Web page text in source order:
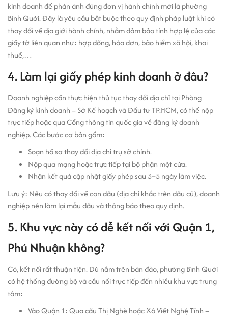
kinh doanh để phản ánh đúng đơn vị hành chính mới là phường
Bình Quới. Đây là yêu cầu bắt buộc theo quy định pháp luật khi có
thay đổi về địa giới hành chính, nhằm đảm bảo tính hợp lệ của các
giấy tờ liên quan như: hợp đồng, hóa đơn, bảo hiểm xã hội, khai
thuế,…
4. Làm lại giấy phép kinh doanh ở đâu?
Doanh nghiệp cần thực hiện thủ tục thay đổi địa chỉ tại Phòng
Đăng ký kinh doanh – Sở Kế hoạch và Đầu tư TP.HCM, có thể nộp
trực tiếp hoặc qua Cổng thông tin quốc gia về đăng ký doanh
nghiệp. Các bước cơ bản gồm:
Soạn hồ sơ thay đổi địa chỉ trụ sở chính.
Nộp qua mạng hoặc trực tiếp tại bộ phận một cửa.
Nhận kết quả cập nhật giấy phép sau 3–5 ngày làm việc.
Lưu ý: Nếu có thay đổi về con dấu (địa chỉ khắc trên dấu cũ), doanh
nghiệp nên làm lại mẫu dấu và thông báo theo quy định.
5. Khu vực này có dễ kết nối với Quận 1,
Phú Nhuận không?
Có, kết nối rất thuận tiện. Dù nằm trên bán đảo, phường Bình Quới
có hệ thống đường bộ và cầu nối trực tiếp đến nhiều khu vực trung
tâm:
Vào Quận 1: Qua cầu Thị Nghè hoặc Xô Viết Nghệ Tĩnh –